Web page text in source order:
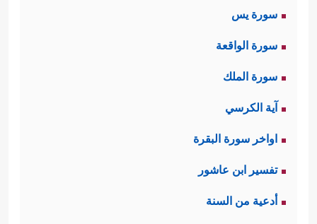
سورة يس
سورة الواقعة
سورة الملك
آية الكرسي
اواخر سورة البقرة
تفسير ابن عاشور
أدعية من السنة